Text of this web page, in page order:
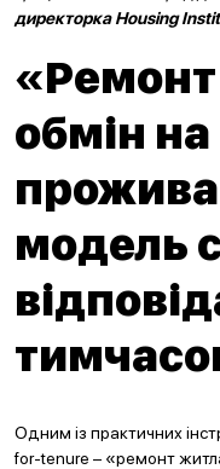
директорка Housing
обмін на
модель
Одним із практичних
for-tenure – «ремонт